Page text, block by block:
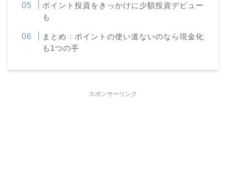
ポイント投資をきっかけに少額投資デビュー
も
まとめ：ポイントの使い道ないのなら現金化
も1つの手
スポンサーリンク